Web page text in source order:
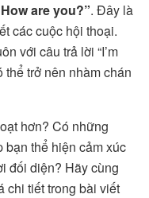
are you?”. Đây là
các cuộc hội thoại.
với câu trả lời “I’m
thể trở nên nhàm chán
hơn? Có những
bạn thể hiện cảm xúc
đối diện? Hãy cùng
chi tiết trong bài viết